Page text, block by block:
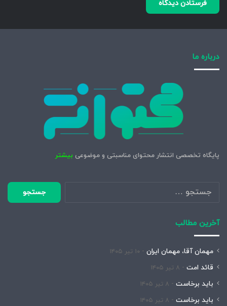
درباره ما
پایگاه تخصصی انتشار محتوای مناسبتی و موضوعی بیشتر
جستجو
برای:
آخرین مطالب
مهمان آقا، مهمان ایران ۱۰ تیر ۱۴۰۵
قائد امت ۸ تیر ۱۴۰۵
باید برخاست ۸ تیر ۱۴۰۵
باید برخاست ۸ تیر ۱۴۰۵